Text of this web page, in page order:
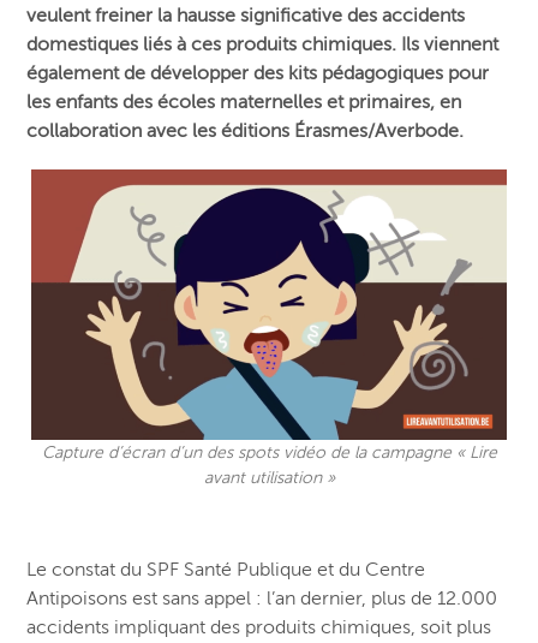
veulent freiner la hausse significative des accidents
domestiques liés à ces produits chimiques. Ils viennent
également de développer des kits pédagogiques pour
les enfants des écoles maternelles et primaires, en
collaboration avec les éditions Érasmes/Averbode.
Capture d’écran d’un des spots vidéo de la campagne « Lire
avant utilisation »
Le constat du SPF Santé Publique et du Centre
Antipoisons est sans appel : l’an dernier, plus de 12.000
accidents impliquant des produits chimiques, soit plus